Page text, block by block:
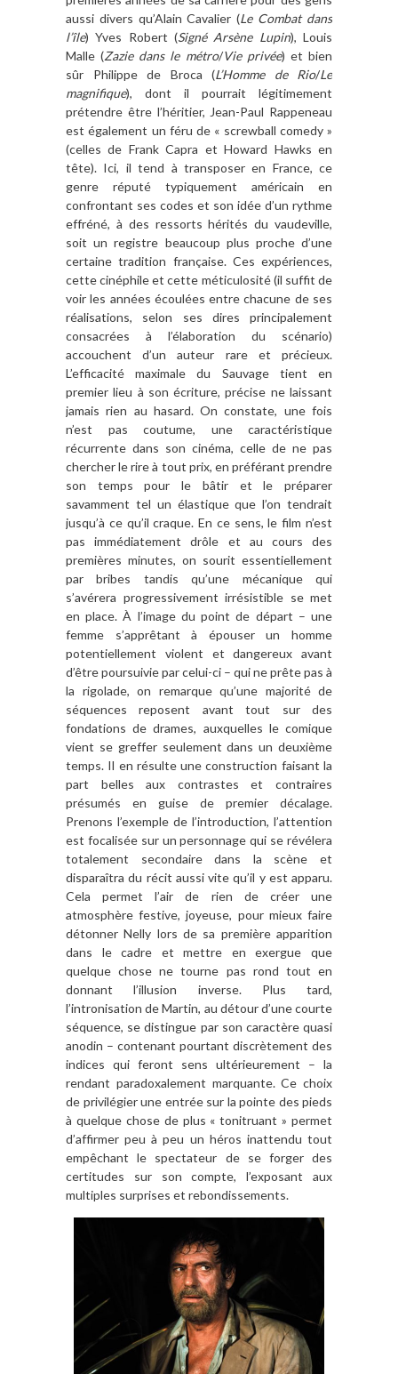
aussi divers qu’Alain Cavalier (Le Combat dans
l’île) Yves Robert (Signé Arsène Lupin), Louis
Malle (Zazie dans le métro/Vie privée) et bien
sûr Philippe de Broca (L’Homme de Rio/Le
magnifique), dont il pourrait légitimement
prétendre être l’héritier, Jean-Paul Rappeneau
est également un féru de « screwball comedy »
(celles de Frank Capra et Howard Hawks en
tête). Ici, il tend à transposer en France, ce
genre réputé typiquement américain en
confrontant ses codes et son idée d’un rythme
effréné, à des ressorts hérités du vaudeville,
soit un registre beaucoup plus proche d’une
certaine tradition française. Ces expériences,
cette cinéphile et cette méticulosité (il suffit de
voir les années écoulées entre chacune de ses
réalisations, selon ses dires principalement
consacrées à l’élaboration du scénario)
accouchent d’un auteur rare et précieux.
L’efficacité maximale du Sauvage tient en
premier lieu à son écriture, précise ne laissant
jamais rien au hasard. On constate, une fois
n’est pas coutume, une caractéristique
récurrente dans son cinéma, celle de ne pas
chercher le rire à tout prix, en préférant prendre
son temps pour le bâtir et le préparer
savamment tel un élastique que l’on tendrait
jusqu’à ce qu’il craque. En ce sens, le film n’est
pas immédiatement drôle et au cours des
premières minutes, on sourit essentiellement
par bribes tandis qu’une mécanique qui
s’avérera progressivement irrésistible se met
en place. À l’image du point de départ – une
femme s’apprêtant à épouser un homme
potentiellement violent et dangereux avant
d’être poursuivie par celui-ci – qui ne prête pas à
la rigolade, on remarque qu’une majorité de
séquences reposent avant tout sur des
fondations de drames, auxquelles le comique
vient se greffer seulement dans un deuxième
temps. Il en résulte une construction faisant la
part belles aux contrastes et contraires
présumés en guise de premier décalage.
Prenons l’exemple de l’introduction, l’attention
est focalisée sur un personnage qui se révélera
totalement secondaire dans la scène et
disparaîtra du récit aussi vite qu’il y est apparu.
Cela permet l’air de rien de créer une
atmosphère festive, joyeuse, pour mieux faire
détonner Nelly lors de sa première apparition
dans le cadre et mettre en exergue que
quelque chose ne tourne pas rond tout en
donnant l’illusion inverse. Plus tard,
l’intronisation de Martin, au détour d’une courte
séquence, se distingue par son caractère quasi
anodin – contenant pourtant discrètement des
indices qui feront sens ultérieurement – la
rendant paradoxalement marquante. Ce choix
de privilégier une entrée sur la pointe des pieds
à quelque chose de plus « tonitruant » permet
d’affirmer peu à peu un héros inattendu tout
empêchant le spectateur de se forger des
certitudes sur son compte, l’exposant aux
multiples surprises et rebondissements.